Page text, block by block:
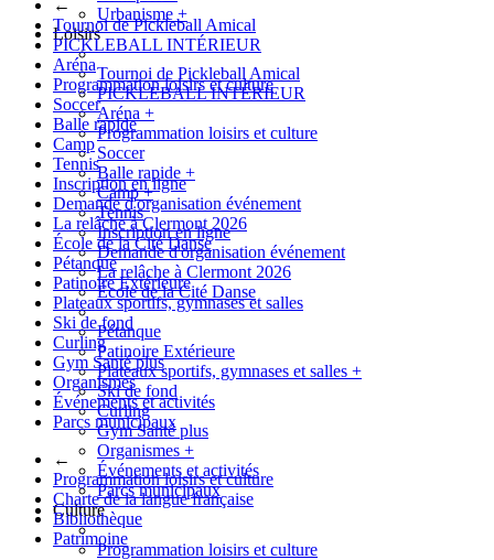
←
Tournoi de Pickleball Amical
PICKLEBALL INTÉRIEUR
Aréna
Programmation loisirs et culture
Soccer
Balle rapide
Camp
Tennis
Inscription en ligne
Demande d'organisation événement
La relâche à Clermont 2026
École de la Cité Danse
Pétanque
Patinoire Extérieure
Plateaux sportifs, gymnases et salles
Ski de fond
Curling
Gym Santé plus
Organismes
Événements et activités
Parcs municipaux
←
Programmation loisirs et culture
Charte de la langue française
Bibliothèque
Patrimoine
Urbanisme +
Loisirs
Tournoi de Pickleball Amical
PICKLEBALL INTÉRIEUR
Aréna +
Programmation loisirs et culture
Soccer
Balle rapide +
Camp+
Tennis
Inscription en ligne
Demande d'organisation événement
La relâche à Clermont 2026
École de la Cité Danse
Pétanque
Patinoire Extérieure
Plateaux sportifs, gymnases et salles +
Ski de fond
Curling
Gym Santé plus
Organismes +
Événements et activités
Parcs municipaux
Culture
Programmation loisirs et culture